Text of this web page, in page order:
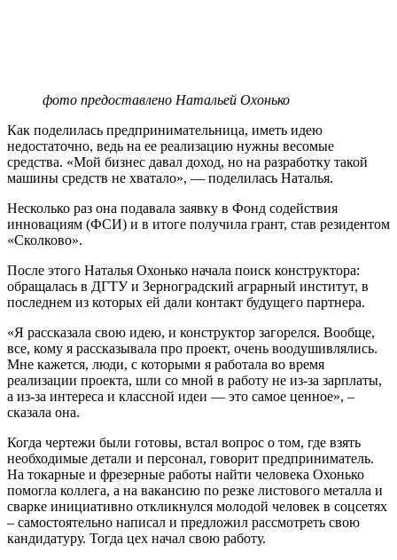
фото предоставлено Натальей Охонько
Как поделилась предпринимательница, иметь идею
недостаточно, ведь на ее реализацию нужны весомые
средства. «Мой бизнес давал доход, но на разработку такой
машины средств не хватало», — поделилась Наталья.
Несколько раз она подавала заявку в Фонд содействия
инновациям (ФСИ) и в итоге получила грант, став резидентом
«Сколково».
После этого Наталья Охонько начала поиск конструктора:
обращалась в ДГТУ и Зерноградский аграрный институт, в
последнем из которых ей дали контакт будущего партнера.
«Я рассказала свою идею, и конструктор загорелся. Вообще,
все, кому я рассказывала про проект, очень воодушивлялись.
Мне кажется, люди, с которыми я работала во время
реализации проекта, шли со мной в работу не из-за зарплаты,
а из-за интереса и классной идеи — это самое ценное», –
сказала она.
Когда чертежи были готовы, встал вопрос о том, где взять
необходимые детали и персонал, говорит предприниматель.
На токарные и фрезерные работы найти человека Охонько
помогла коллега, а на вакансию по резке листового металла и
сварке инициативно откликнулся молодой человек в соцсетях
– самостоятельно написал и предложил рассмотреть свою
кандидатуру. Тогда цех начал свою работу.